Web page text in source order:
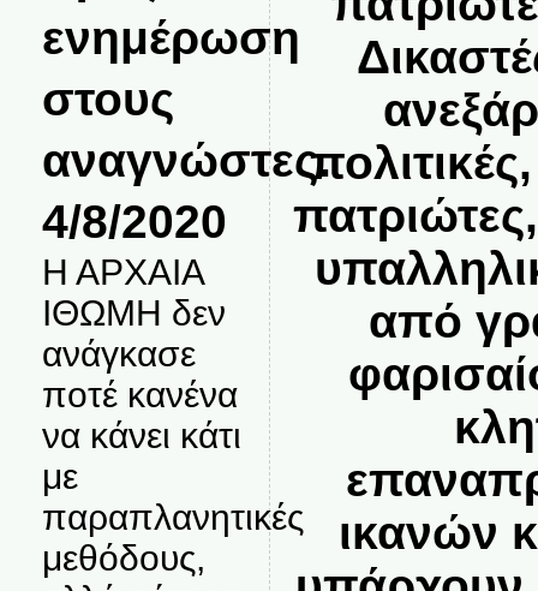
ενημέρωση
στους
αναγνώστες.
4/8/2020
Η ΑΡΧΑΙΑ
ΙΘΩΜΗ δεν
ανάγκασε
ποτέ κανένα
να κάνει κάτι
με
παραπλανητικές
μεθόδους,
από
ικανών